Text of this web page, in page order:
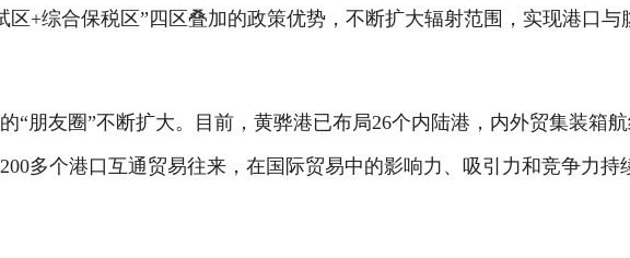
区+综合保税区”四区叠加的政策优势，不断扩大辐射范围，实现港口与
友圈”不断扩大。目前，黄骅港已布局26个内陆港，内外贸集装箱
多个港口互通贸易往来，在国际贸易中的影响力、吸引力和竞争力持